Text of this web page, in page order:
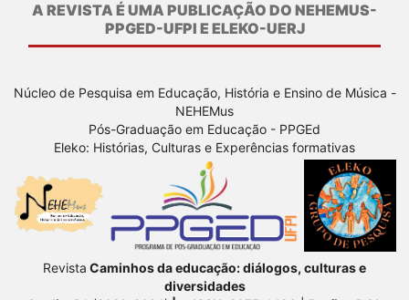
A REVISTA É UMA PUBLICAÇÃO DO NEHEMUS-
PPGED-UFPI E ELEKO-UERJ
Núcleo de Pesquisa em Educação, História e Ensino de Música -
NEHEMus
Pós-Graduação em Educação - PPGEd
Eleko: Histórias, Culturas e Experências formativas
Revista Caminhos da educação: diálogos, culturas e
diversidades